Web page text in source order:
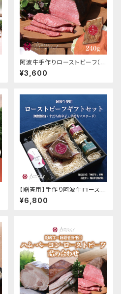
阿波牛手作りローストビーフ（冷
凍）
¥3,600
【贈答用】手作り阿波牛ロースト
ビーフギフトセット
¥6,800